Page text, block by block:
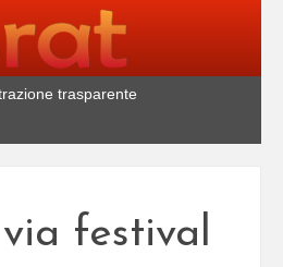
trasparente
festival